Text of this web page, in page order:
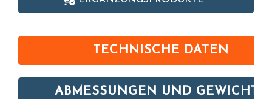
TECHNISCHE DATEN
ABMESSUNGEN UND GEWICHTE